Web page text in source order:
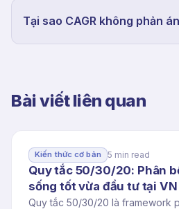
Tại sao CAGR không phản
Bài viết liên quan
Kiến thức cơ bản 5 min read
Quy tắc 50/30/20: Phân
sống tốt vừa đầu tư tại VN
Quy tắc 50/30/20 là framework